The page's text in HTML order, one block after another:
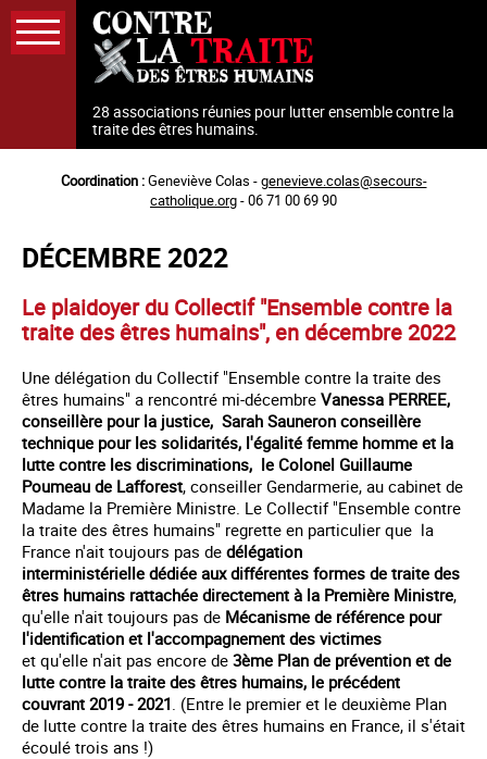
Aller
au
contenu
28 associations réunies pour lutter ensemble contre la
traite des êtres humains.
Coordination :Geneviève Colas -genevieve.colas@secours-
catholique.org- 06 71 00 69 90
DÉCEMBRE 2022
Le plaidoyer du Collectif "Ensemble contre la
traite des êtres humains", en décembre 2022
Une délégation du Collectif "Ensemble contre la traite des
êtres humains" a rencontré mi-décembre Vanessa PERREE,
conseillère pour la justice, Sarah Sauneron conseillère
technique pour les solidarités, l'égalité femme homme et la
lutte contre les discriminations, le Colonel Guillaume
Poumeau de Lafforest, conseiller Gendarmerie, au cabinet de
Madame la Première Ministre. Le Collectif "Ensemble contre
la traite des êtres humains" regrette en particulier que la
France n'ait toujours pas de délégation
interministérielle dédiée aux différentes formes de traite des
êtres humains rattachée directement à la Première Ministre,
qu'elle n'ait toujours pas de Mécanisme de référence pour
l'identification et l'accompagnement des victimes
et qu'elle n'ait pas encore de 3ème Plan de prévention et de
lutte contre la traite des êtres humains, le précédent
couvrant 2019 - 2021 . (Entre le premier et le deuxième Plan
de lutte contre la traite des êtres humains en France, il s'était
écoulé trois ans !)